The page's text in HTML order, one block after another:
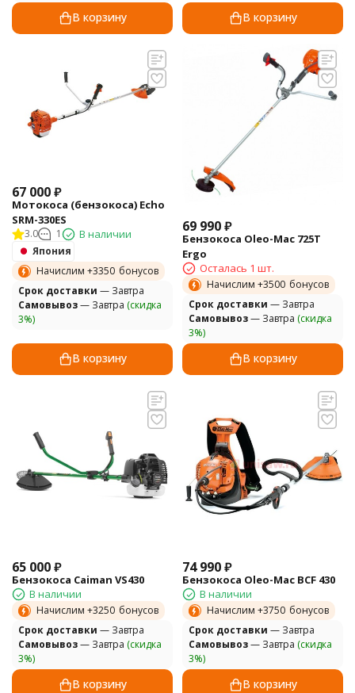
В корзину В корзину
67 000₽
Мотокоса (бензокоса) Echo
SRM-330ES
3.0 1 В наличии
Япония
Начислим +3350 бонусов
Cрок доставки — Завтра
Самовывоз— Завтра (скидка
3%)
В корзину
69 990₽
Бензокоса Oleo-Mac 725Т
Ergo
Осталась 1 шт.
Начислим +3500 бонусов
Cрок доставки — Завтра
Самовывоз— Завтра (скидка
3%)
В корзину
65 000₽
Бензокоса Caiman VS430
В наличии
Начислим +3250 бонусов
Cрок доставки — Завтра
Самовывоз— Завтра (скидка
3%)
В корзину
74 990₽
Бензокоса Oleo-Mac BCF 430
В наличии
Начислим +3750 бонусов
Cрок доставки — Завтра
Самовывоз— Завтра (скидка
3%)
В корзину